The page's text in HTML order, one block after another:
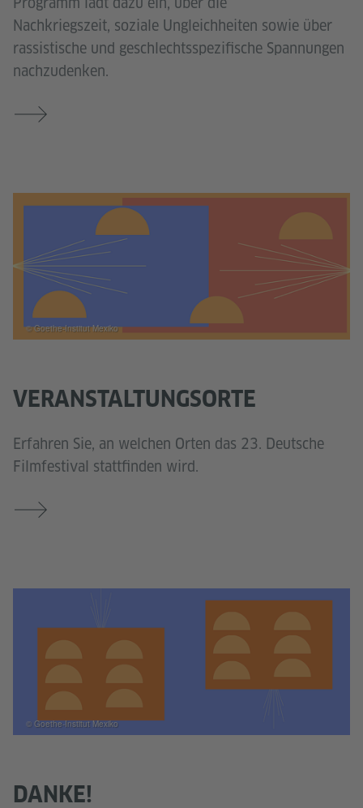
Nachkriegszeit, soziale Ungleichheiten sowie über
rassistische und geschlechtsspezifische Spannungen
nachzudenken.
VERANSTALTUNGSORTE
Erfahren Sie, an welchen Orten das 23. Deutsche
Filmfestival stattfinden wird.
© Goethe-Institut Mexiko
DANKE!
© Goethe-Institut Mexiko